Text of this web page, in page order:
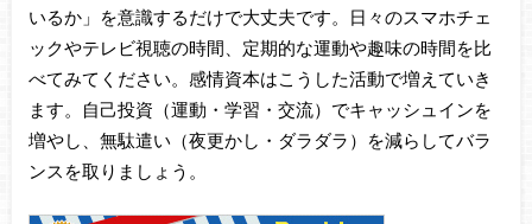
いるか」を意識するだけで大丈夫です。日々のスマホチェ
ックやテレビ視聴の時間、定期的な運動や趣味の時間を比
べてみてください。感情資本はこうした活動で増えていき
ます。自己投資（運動・学習・交流）でキャッシュインを
増やし、無駄遣い（夜更かし・ダラダラ）を減らしてバラ
ンスを取りましょう。